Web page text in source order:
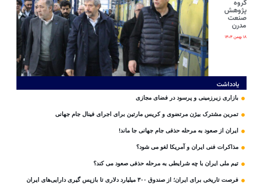
گروه
پژوهش
صنعت
مدرن
۱۸ بهمن ۱۴۰۴
یادداشت
بازاری زیرزمینی و پرسود در فضای مجازی
تمرین مشترک بیژن مرتضوی و کریس مارتین برای اجرای فینال جام جهانی
ایران از صعود به مرحله حذفی جام جهانی جا ماند!
مذاکرات فنی ایران و آمریکا لغو می شود؟
تیم ملی ایران با چه شرایطی به مرحله حذفی صعود می کند؟
فرصت تاریخی برای ایران؛ از صندوق ۳۰۰ میلیارد دلاری تا بازپس گیری دارایی‌های ایران